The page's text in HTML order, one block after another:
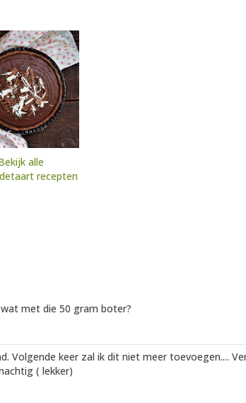
alle
recepten
met die 50 gram boter?
Volgende keer zal ik dit niet meer toevoegen....
( lekker)